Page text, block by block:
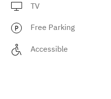
TV
Free Parking
Accessible